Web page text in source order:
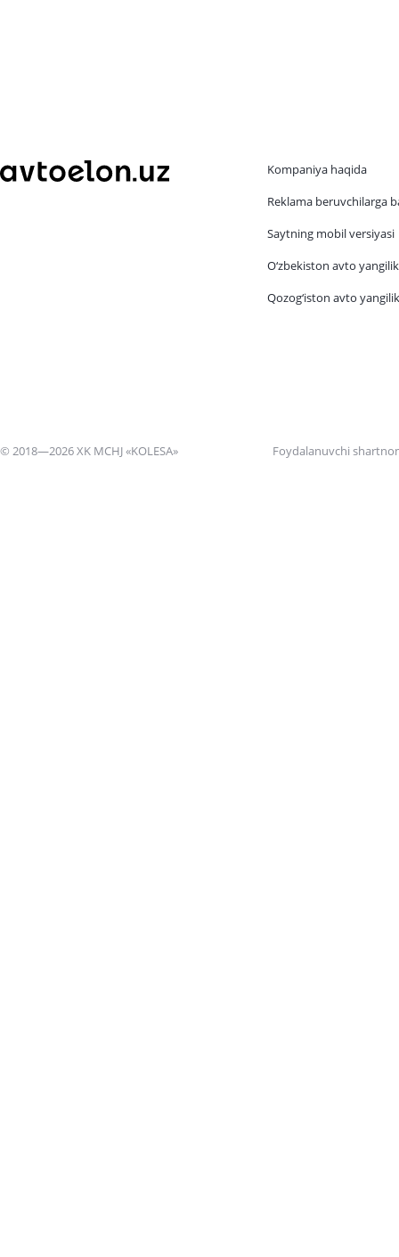
Kompaniya haqida
Reklama beruvchilarga
Saytning mobil versiyasi
O‘zbekiston avto
Qozog‘iston avto
© 2018—2026 XK MCHJ «KOLESA» Foydalanuvchi